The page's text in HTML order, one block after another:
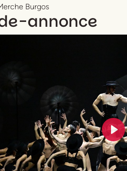
Burgos
annonce
Play